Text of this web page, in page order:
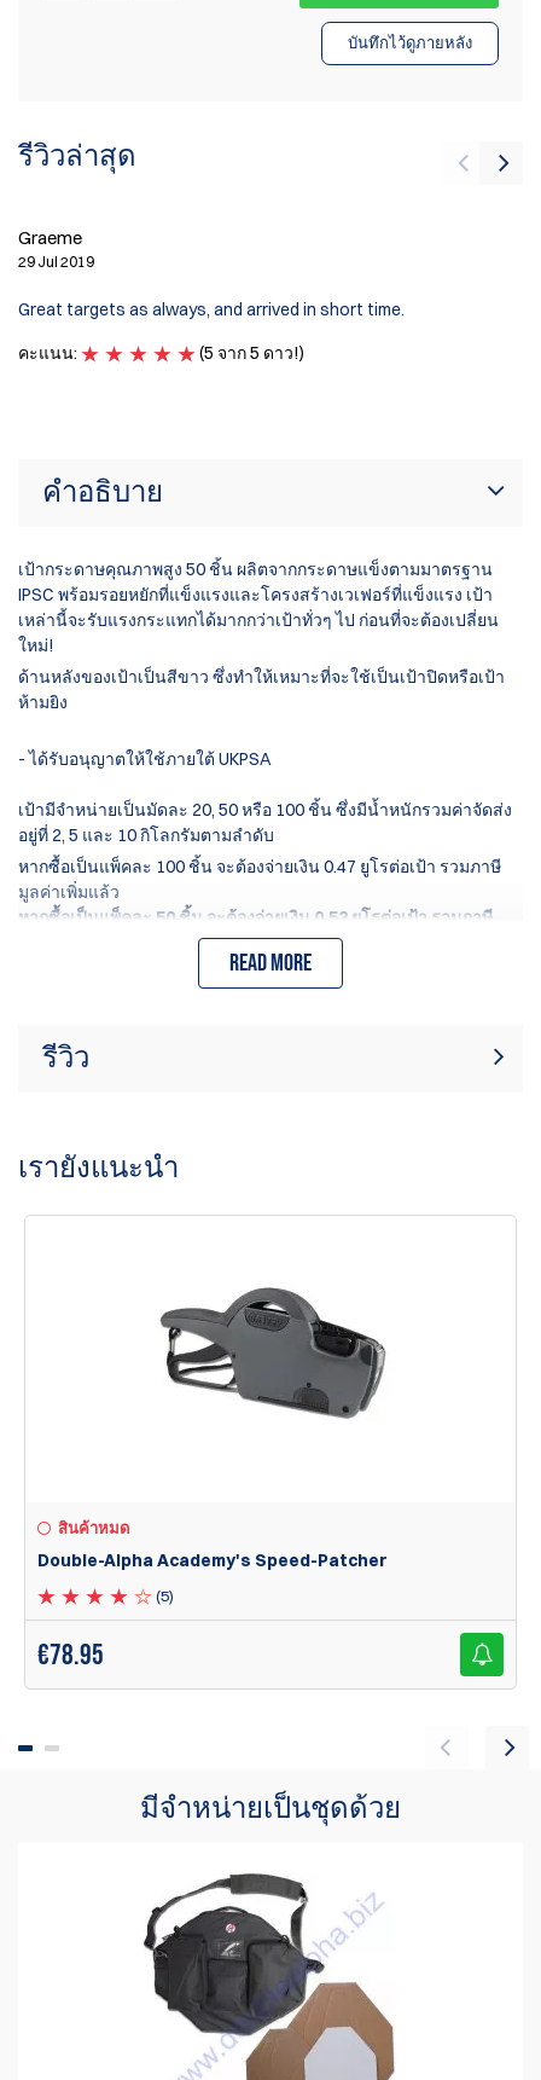
บันทึกไว้ดูภายหลัง
รีวิวล่าสุด
Graeme
29 Jul 2019
Great targets as always, and arrived in short time.
คะแนน:
(5 จาก 5 ดาว!)
คำอธิบาย
เป้ากระดาษคุณภาพสูง 50 ชิ้น ผลิตจากกระดาษแข็งตามมาตรฐาน
IPSC พร้อมรอยหยักที่แข็งแรงและโครงสร้างเวเฟอร์ที่แข็งแรง เป้า
เหล่านี้จะรับแรงกระแทกได้มากกว่าเป้าทั่วๆ ไป ก่อนที่จะต้องเปลี่ยน
ใหม่!
ด้านหลังของเป้าเป็นสีขาว ซึ่งทำให้เหมาะที่จะใช้เป็นเป้าปิดหรือเป้า
ห้ามยิง
- ได้รับอนุญาตให้ใช้ภายใต้ UKPSA
เป้ามีจำหน่ายเป็นมัดละ 20, 50 หรือ 100 ชิ้น ซึ่งมีน้ำหนักรวมค่าจัดส่ง
อยู่ที่ 2, 5 และ 10 กิโลกรัมตามลำดับ
หากซื้อเป็นแพ็คละ 100 ชิ้น จะต้องจ่ายเงิน 0.47 ยูโรต่อเป้า รวมภาษี
มูลค่าเพิ่มแล้ว
หากซื้อเป็นแพ็คละ 50 ชิ้น จะต้องจ่ายเงิน 0.52 ยูโรต่อเป้า รวมภาษี
หากซื้อเป็นแพ็ค 20 ชิ้น จะต้องจ่ายเงิน 0.57 ยูโรต่อเป้าหมาย ซึ่งรวม
Read more
รีวิว
เขียนรีวิว
เรายังแนะนำ
สินค้าหมด
Double-Alpha Academy's Speed-Patcher
(5)
€78.95
มีจำหน่ายเป็นชุดด้วย